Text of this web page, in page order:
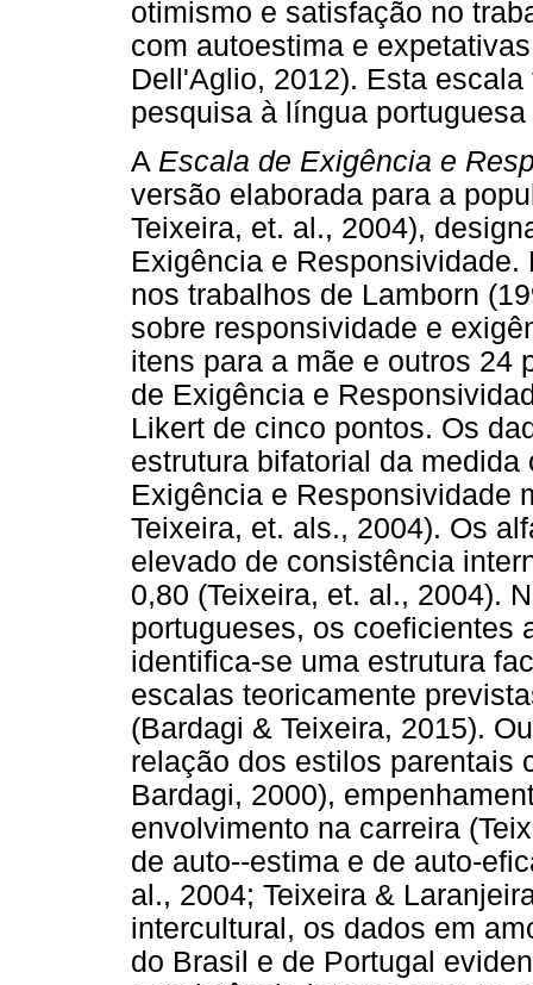
otimismo e satisfação no
com autoestima e
Dell'Aglio, 2012). Esta
pesquisa à língua
A Escala de Exigência e
versão elaborada para a
Teixeira, et. al., 2004),
Exigência e
nos trabalhos de Lamborn
sobre responsividade e
itens para a mãe e outros 24
de Exigência e
Likert de cinco pontos. Os
estrutura bifatorial da
Exigência e Responsividade
Teixeira, et. als., 2004). Os
elevado de consistência
0,80 (Teixeira, et. al., 2004).
portugueses, os coeficientes
identifica-se uma estrutura
escalas teoricamente
(Bardagi & Teixeira, 2015).
relação dos estilos parentais
Bardagi, 2000),
envolvimento na carreira
de auto--estima e de auto-
al., 2004; Teixeira &
intercultural, os dados em
do Brasil e de Portugal